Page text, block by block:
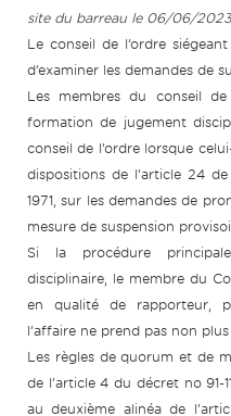
site du barreau le 06/06/
Le conseil de l’ordre
d’examiner les demandes de
Les membres du conseil
formation de jugement
conseil de l’ordre lorsque
dispositions de l’article 24
1971, sur les demandes de
mesure de suspension
Si la procédure
disciplinaire, le membre du
en qualité de rapporteur,
l’affaire ne prend pas non
Les règles de quorum et de
de l’article 4 du décret no 91-
au deuxième alinéa de